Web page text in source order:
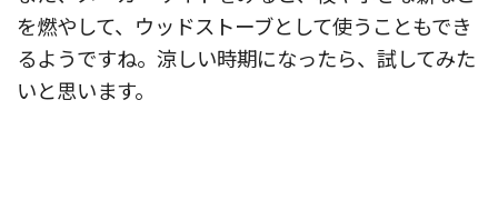
を燃やして、ウッドストーブとして使うこともでき
るようですね。涼しい時期になったら、試してみた
いと思います。